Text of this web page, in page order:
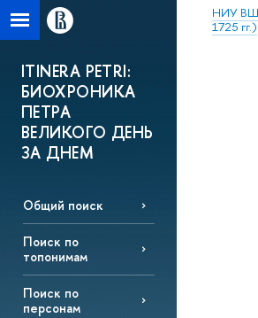
НИУ
1725 гг.)
ITINERA PETRI:
БИОХРОНИКА
ПЕТРА
ВЕЛИКОГО ДЕНЬ
ЗА ДНЕМ
Общий поиск
Поиск по
топонимам
Поиск по
персонам